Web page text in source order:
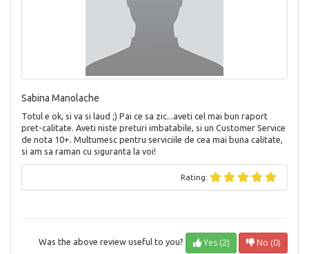
Sabina Manolache
Totul e ok, si va si laud ;) Pai ce sa zic...aveti cel mai bun raport
pret-calitate. Aveti niste preturi imbatabile, si un Customer Service
de nota 10+. Multumesc pentru serviciile de cea mai buna calitate,
si am sa raman cu siguranta la voi!
Rating:
Was the above review useful to you? Yes (2) No (0)